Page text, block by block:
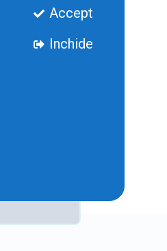
Accept
Inchide